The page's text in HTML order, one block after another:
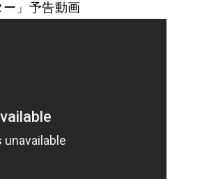
ー」予告動画